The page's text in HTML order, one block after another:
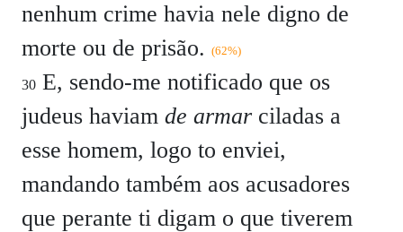
nenhum crime havia nele digno de
morte ou de prisão. (62%)
30 E, sendo-me notificado que os
judeus haviam de armar ciladas a
esse homem, logo to enviei,
mandando também aos acusadores
que perante ti digam o que tiverem